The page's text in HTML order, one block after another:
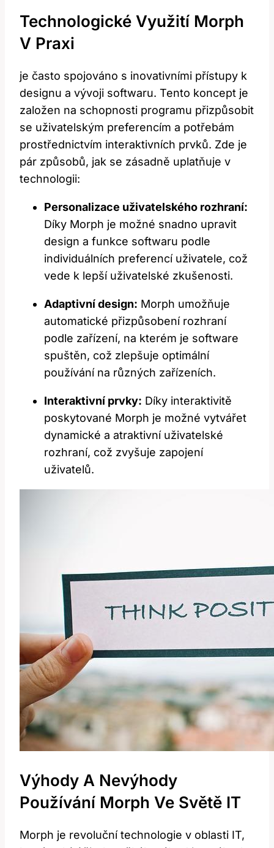
Technologické Využití Morph
V Praxi
je často spojováno s inovativními přístupy k
designu a vývoji softwaru. Tento koncept je
založen na schopnosti programu přizpůsobit
se uživatelským preferencím a potřebám
prostřednictvím interaktivních prvků. Zde je
pár způsobů, jak se zásadně uplatňuje v
technologii:
Personalizace uživatelského rozhraní:
Díky Morph je možné snadno upravit
design a funkce softwaru podle
individuálních preferencí uživatele, což
vede k lepší uživatelské zkušenosti.
Adaptivní design: Morph umožňuje
automatické přizpůsobení rozhraní
podle zařízení, na kterém je software
spuštěn, což zlepšuje optimální
používání na různých zařízeních.
Interaktivní prvky: Díky interaktivitě
poskytované Morph je možné vytvářet
dynamické a atraktivní uživatelské
rozhraní, což zvyšuje zapojení
uživatelů.
Výhody A Nevýhody
Používání Morph Ve Světě IT
Morph je revoluční technologie v oblasti IT,